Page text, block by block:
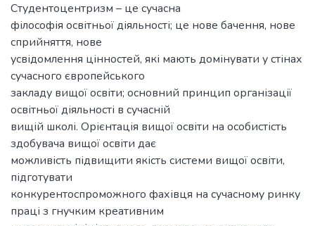
Студентоцентризм – це сучасна
філософія освітньої діяльності; це нове бачення, нове
сприйняття, нове
усвідомлення цінностей, які мають домінувати у стінах
сучасного європейського
закладу вищої освіти; основний принцип організації
освітньої діяльності в сучасній
вищій школі. Орієнтація вищої освіти на особистість
здобувача вищої освіти дає
можливість підвищити якість системи вищої освіти,
підготувати
конкурентоспроможного фахівця на сучасному ринку
праці з гнучким креативним